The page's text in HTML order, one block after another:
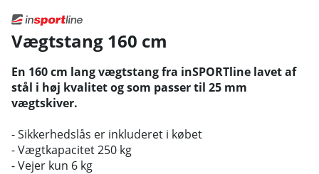
Vægtstang 160 cm
En 160 cm lang vægtstang fra inSPORTline lavet af
stål i høj kvalitet og som passer til 25 mm
vægtskiver.
- Sikkerhedslås er inkluderet i købet
- Vægtkapacitet 250 kg
- Vejer kun 6 kg